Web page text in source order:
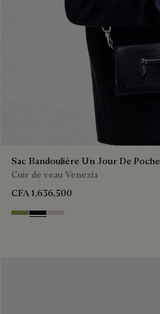
Sac Bandoulière Un Jour De Poche
Cuir de veau Venezia
CFA 1,636,500
WillowAtlantide
Gris